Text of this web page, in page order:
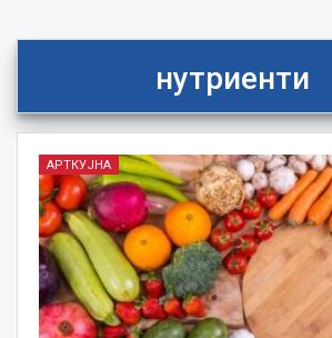
нутриенти
АРТКУЈНА